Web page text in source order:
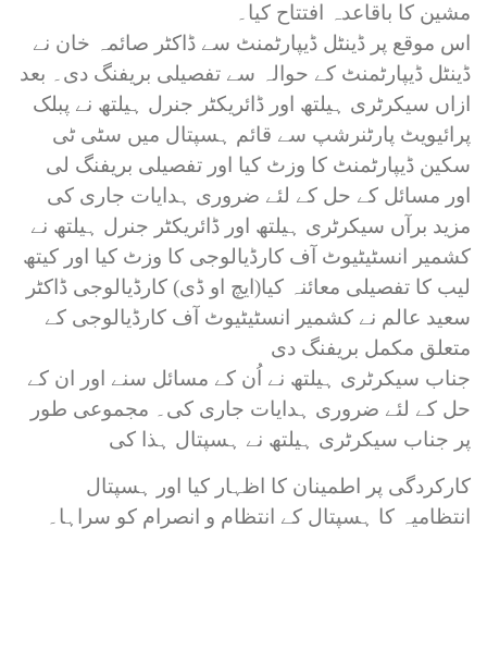
مشین کا باقاعدہ افتتاح کیا۔
اس موقع پر ڈینٹل ڈیپارٹمنٹ سے ڈاکٹر صائمہ خان نے
ڈینٹل ڈیپارٹمنٹ کے حوالہ سے تفصیلی بریفنگ دی۔ بعد
ازاں سیکرٹری ہیلتھ اور ڈائریکٹر جنرل ہیلتھ نے پبلک
پرائیویٹ پارٹنرشپ سے قائم ہسپتال میں سٹی ٹی
سکین ڈیپارٹمنٹ کا وزٹ کیا اور تفصیلی بریفنگ لی
اور مسائل کے حل کے لئے ضروری ہدایات جاری کی
مزید برآں سیکرٹری ہیلتھ اور ڈائریکٹر جنرل ہیلتھ نے
کشمیر انسٹیٹیوٹ آف کارڈیالوجی کا وزٹ کیا اور کیتھ
لیب کا تفصیلی معائنہ کیا(ایچ او ڈی) کارڈیالوجی ڈاکٹر
سعید عالم نے کشمیر انسٹیٹیوٹ آف کارڈیالوجی کے
متعلق مکمل بریفنگ دی
جناب سیکرٹری ہیلتھ نے اُن کے مسائل سنے اور ان کے
حل کے لئے ضروری ہدایات جاری کی۔ مجموعی طور
پر جناب سیکرٹری ہیلتھ نے ہسپتال ہذا کی
کارکردگی پر اطمینان کا اظہار کیا اور ہسپتال
انتظامیہ کا ہسپتال کے انتظام و انصرام کو سراہا۔